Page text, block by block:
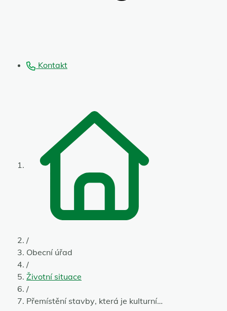
Kontakt
/
Obecní úřad
/
Životní situace
/
Přemístění stavby, která je kulturní…